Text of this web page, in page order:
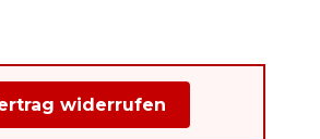
widerrufen